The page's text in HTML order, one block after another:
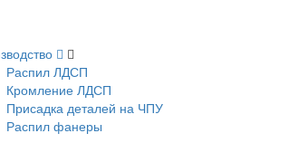
Распил ЛДСП
Кромление ЛДСП
Присадка деталей на ЧПУ
Распил фанеры